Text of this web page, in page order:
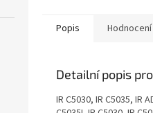
Popis Hodnocení
Detailní popis
IR C5030, IR C5035, IR